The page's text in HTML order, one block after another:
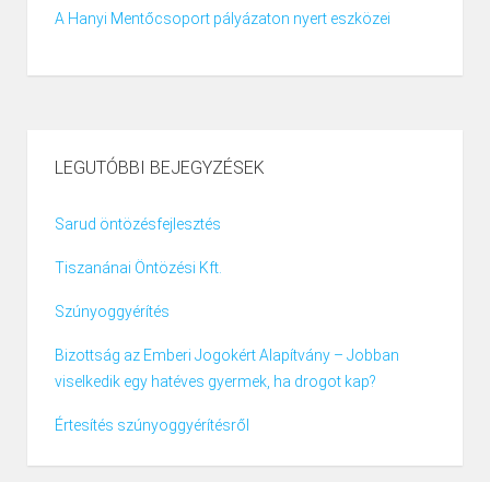
A Hanyi Mentőcsoport pályázaton nyert eszközei
LEGUTÓBBI BEJEGYZÉSEK
Sarud öntözésfejlesztés
Tiszanánai Öntözési Kft.
Szúnyoggyérítés
Bizottság az Emberi Jogokért Alapítvány – Jobban
viselkedik egy hatéves gyermek, ha drogot kap?
Értesítés szúnyoggyérítésről